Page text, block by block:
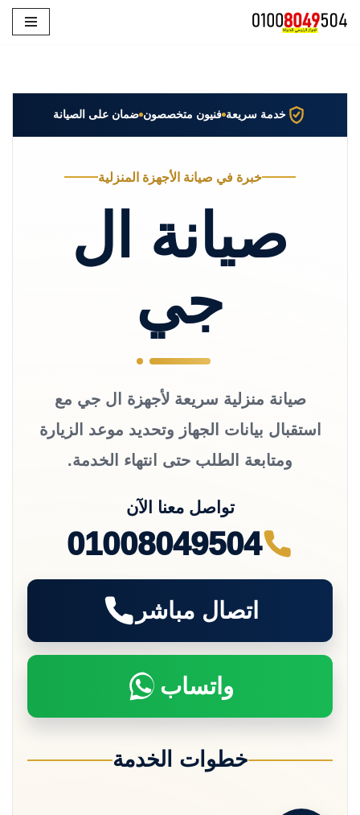
خدمة سريعة فنيون متخصصون ضمان على الصيانة
خبرة في صيانة الأجهزة المنزلية
صيانة ال
جي
صيانة منزلية سريعة لأجهزة ال جي مع
استقبال بيانات الجهاز وتحديد موعد الزيارة
ومتابعة الطلب حتى انتهاء الخدمة.
تواصل معنا الآن
01008049504
اتصال مباشر
واتساب
خطوات الخدمة